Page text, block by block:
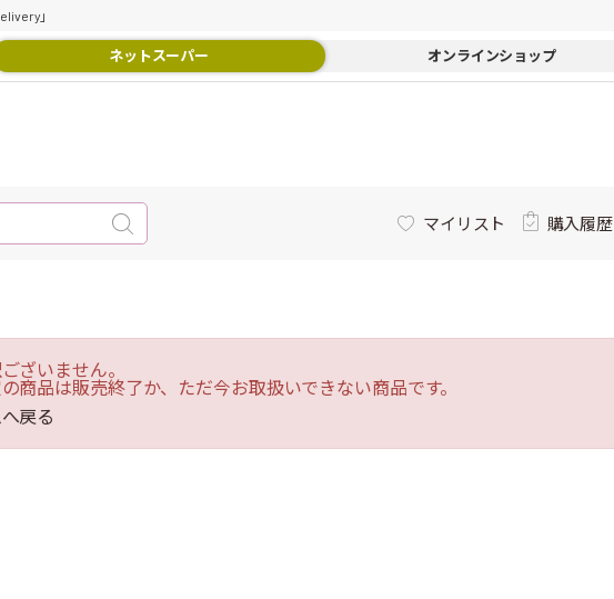
」
ネットスーパー オンラインショップ
マイリスト 購入履歴
ざいません。
商品は販売終了か、ただ今お取扱いできない商品です。
戻る